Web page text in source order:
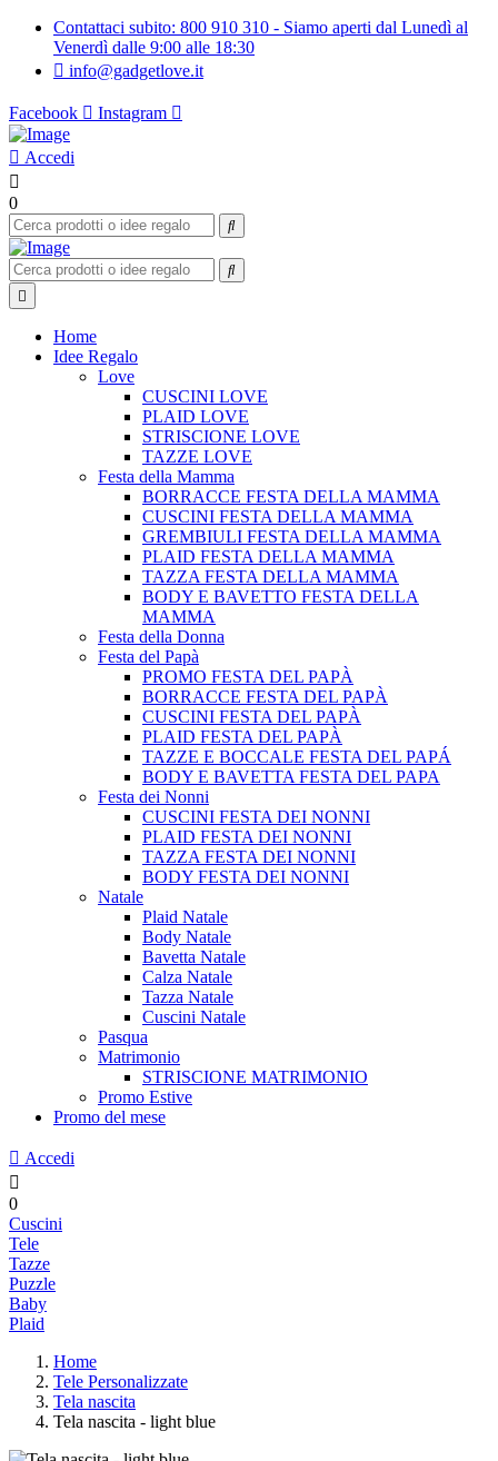
Contattaci subito: 800 910 310 - Siamo aperti dal Lunedì al
Venerdì dalle 9:00 alle 18:30
info@gadgetlove.it
Facebook Instagram
Accedi
0
Home
Idee Regalo
Love
CUSCINI LOVE
PLAID LOVE
STRISCIONE LOVE
TAZZE LOVE
Festa della Mamma
BORRACCE FESTA DELLA MAMMA
CUSCINI FESTA DELLA MAMMA
GREMBIULI FESTA DELLA MAMMA
PLAID FESTA DELLA MAMMA
TAZZA FESTA DELLA MAMMA
BODY E BAVETTO FESTA DELLA
MAMMA
Festa della Donna
Festa del Papà
PROMO FESTA DEL PAPÀ
BORRACCE FESTA DEL PAPÀ
CUSCINI FESTA DEL PAPÀ
PLAID FESTA DEL PAPÀ
TAZZE E BOCCALE FESTA DEL PAPÁ
BODY E BAVETTA FESTA DEL PAPA
Festa dei Nonni
CUSCINI FESTA DEI NONNI
PLAID FESTA DEI NONNI
TAZZA FESTA DEI NONNI
BODY FESTA DEI NONNI
Natale
Plaid Natale
Body Natale
Bavetta Natale
Calza Natale
Tazza Natale
Cuscini Natale
Pasqua
Matrimonio
STRISCIONE MATRIMONIO
Promo Estive
Promo del mese
Accedi
0
Cuscini
Tele
Tazze
Puzzle
Baby
Plaid
Home
Tele Personalizzate
Tela nascita
Tela nascita - light blue